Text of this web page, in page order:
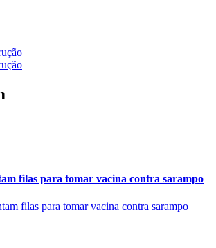
filas para tomar vacina contra sarampo